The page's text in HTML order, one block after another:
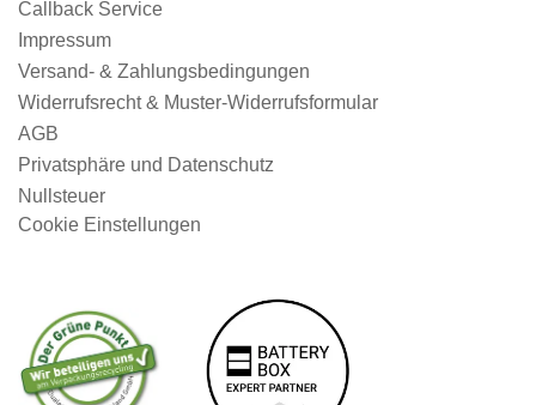
Callback Service
Impressum
Versand- & Zahlungsbedingungen
Widerrufsrecht & Muster-Widerrufsformular
AGB
Privatsphäre und Datenschutz
Nullsteuer
Cookie Einstellungen